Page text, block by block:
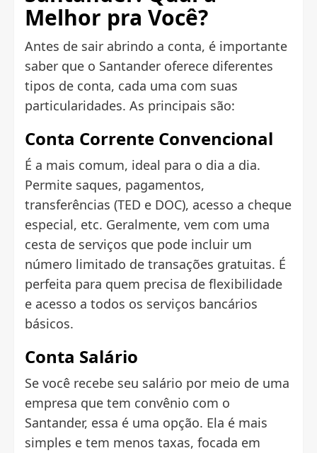
Melhor pra Você?
Antes de sair abrindo a conta, é importante
saber que o Santander oferece diferentes
tipos de conta, cada uma com suas
particularidades. As principais são:
Conta Corrente Convencional
É a mais comum, ideal para o dia a dia.
Permite saques, pagamentos,
transferências (TED e DOC), acesso a cheque
especial, etc. Geralmente, vem com uma
cesta de serviços que pode incluir um
número limitado de transações gratuitas. É
perfeita para quem precisa de flexibilidade
e acesso a todos os serviços bancários
básicos.
Conta Salário
Se você recebe seu salário por meio de uma
empresa que tem convênio com o
Santander, essa é uma opção. Ela é mais
simples e tem menos taxas, focada em